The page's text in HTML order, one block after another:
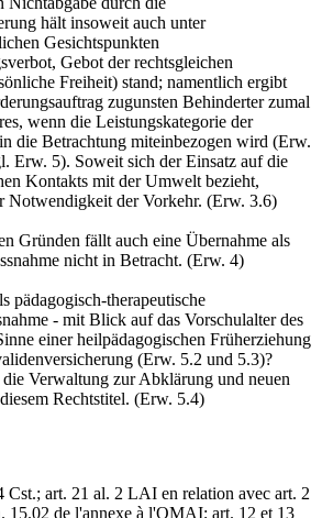
hält insoweit auch unter
Gesichtspunkten
Gebot der rechtsgleichen
Freiheit) stand; namentlich ergibt
zugunsten Behinderter zumal
wenn die Leistungskategorie der
die Betrachtung miteinbezogen wird (Erw.
Erw. 5). Soweit sich der Einsatz auf die
Kontakts mit der Umwelt bezieht,
Notwendigkeit der Vorkehr. (Erw. 3.6)
Gründen fällt auch eine Übernahme als
nicht in Betracht. (Erw. 4)
pädagogisch-therapeutische
- mit Blick auf das Vorschulalter des
einer heilpädagogischen Früherziehung
(Erw. 5.2 und 5.3)?
Verwaltung zur Abklärung und neuen
Rechtstitel. (Erw. 5.4)
Cst.; art. 21 al. 2 LAI en relation avec art. 2
15.02 de l'annexe à l'OMAI; art. 12 et 13